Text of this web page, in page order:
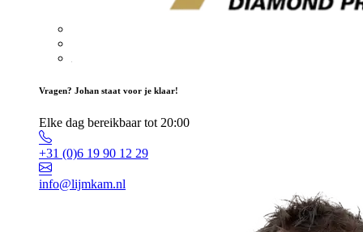
Vragen? Johan staat voor je klaar!
Elke dag bereikbaar tot 20:00
+31 (0)6 19 90 12 29
info@lijmkam.nl